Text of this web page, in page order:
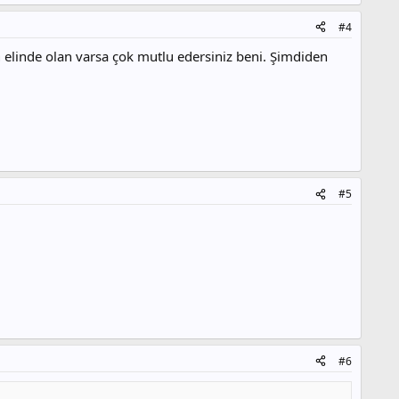
#4
elinde olan varsa çok mutlu edersiniz beni. Şimdiden
#5
#6